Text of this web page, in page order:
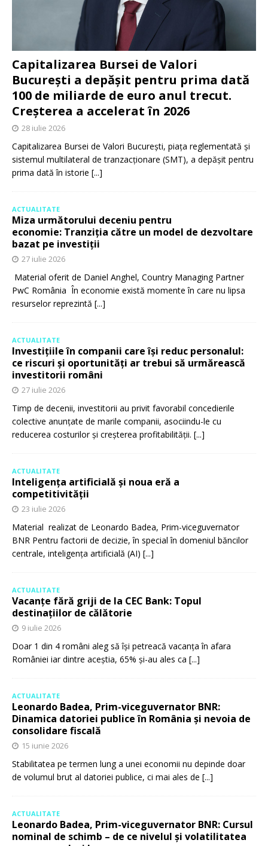
Capitalizarea Bursei de Valori
București a depășit pentru prima dată
100 de miliarde de euro anul trecut.
Creșterea a accelerat în 2026
28 iulie 2026
Capitalizarea Bursei de Valori București, piața reglementată și
sistemul multilateral de tranzacționare (SMT), a depășit pentru
prima dată în istorie [...]
ACTUALITATE
Miza următorului deceniu pentru
economie: Tranziția către un model de dezvoltare
bazat pe investiții
27 iulie 2026
Material oferit de Daniel Anghel, Country Managing Partner
PwC România În economie există momente în care nu lipsa
resurselor reprezintă [...]
ACTUALITATE
Investițiile în companii care își reduc personalul:
ce riscuri și oportunități ar trebui să urmărească
investitorii români
27 iulie 2026
Timp de decenii, investitorii au privit favorabil concedierile
colective anunțate de marile companii, asociindu-le cu
reducerea costurilor și creșterea profitabilității. [...]
ACTUALITATE
Inteligența artificială și noua eră a
competitivității
23 iulie 2026
Material realizat de Leonardo Badea, Prim-viceguvernator
BNR Pentru factorii de decizie, în special în domeniul băncilor
centrale, inteligența artificială (AI) [...]
ACTUALITATE
Vacanțe fără griji de la CEC Bank: Topul
destinațiilor de călătorie
9 iulie 2026
Doar 1 din 4 români aleg să își petreacă vacanța în afara
României iar dintre aceștia, 65% și-au ales ca [...]
ACTUALITATE
Leonardo Badea, Prim-viceguvernator BNR:
Dinamica datoriei publice în România și nevoia de
consolidare fiscală
15 iunie 2026
Stabilitatea pe termen lung a unei economii nu depinde doar
de volumul brut al datoriei publice, ci mai ales de [...]
ACTUALITATE
Leonardo Badea, Prim-viceguvernator BNR: Cursul
nominal de schimb – de ce nivelul și volatilitatea